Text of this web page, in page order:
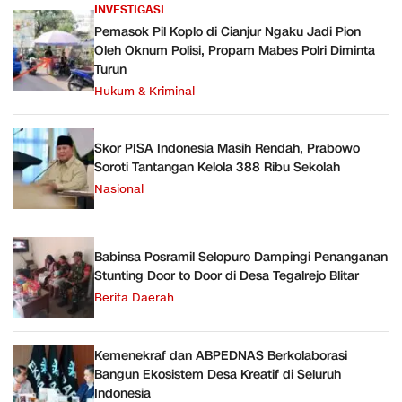
INVESTIGASI
Pemasok Pil Koplo di Cianjur Ngaku Jadi Pion
Oleh Oknum Polisi, Propam Mabes Polri Diminta
Turun
Hukum & Kriminal
Skor PISA Indonesia Masih Rendah, Prabowo
Soroti Tantangan Kelola 388 Ribu Sekolah
Nasional
Babinsa Posramil Selopuro Dampingi Penanganan
Stunting Door to Door di Desa Tegalrejo Blitar
Berita Daerah
Kemenekraf dan ABPEDNAS Berkolaborasi
Bangun Ekosistem Desa Kreatif di Seluruh
Indonesia